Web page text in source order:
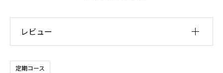
レビュー
レビュー投稿には、会員登録が必要です。
定期コース